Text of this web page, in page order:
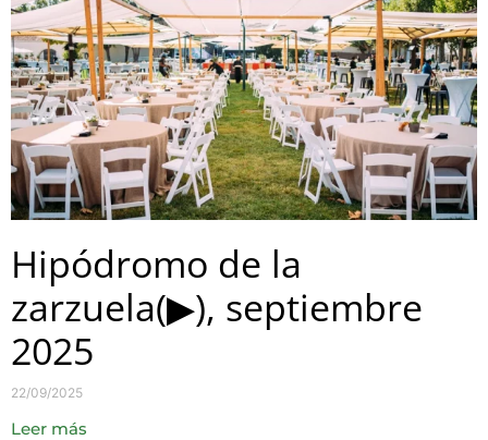
Hipódromo de la
zarzuela(▶), septiembre
2025
22/09/2025
Leer más